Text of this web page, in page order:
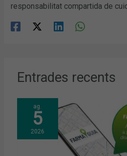
responsabilitat compartida de
Entrades recents
ag.
5
2026